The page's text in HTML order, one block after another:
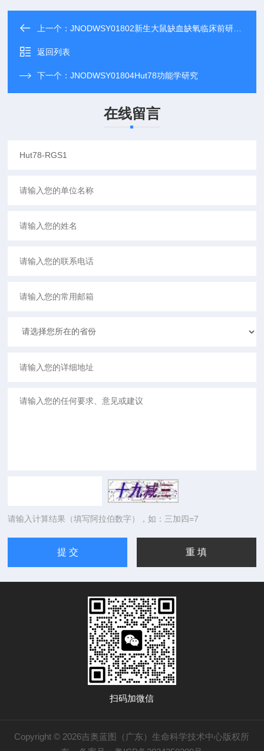
上一个：JNODWSY01802新生大鼠缺血缺氧临床前研究实验
返回列表
下一个：JNODWSY01804Hut78功能学研究
在线留言
请输入计算结果（填写阿拉伯数字），如：三加四=7
扫码加微信
Copyright © 2026吉奥蓝图（广东）生命科学技术中心版权所